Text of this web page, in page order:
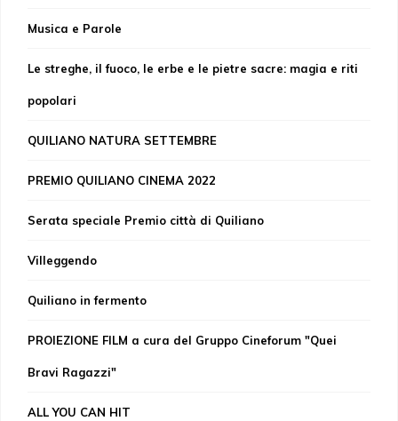
Musica e Parole
Le streghe, il fuoco, le erbe e le pietre sacre: magia e riti
popolari
QUILIANO NATURA SETTEMBRE
PREMIO QUILIANO CINEMA 2022
Serata speciale Premio città di Quiliano
Villeggendo
Quiliano in fermento
PROIEZIONE FILM a cura del Gruppo Cineforum "Quei
Bravi Ragazzi"
ALL YOU CAN HIT